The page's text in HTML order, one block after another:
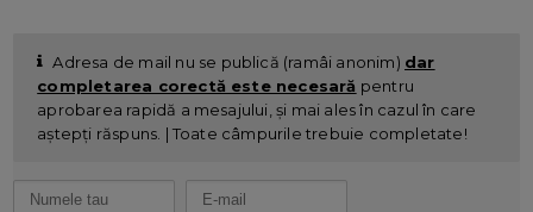
Adresa de mail nu se publică (ramâi anonim) dar
completarea corectă este necesară pentru
aprobarea rapidă a mesajului, și mai ales în cazul în care
aștepți răspuns. | Toate câmpurile trebuie completate!